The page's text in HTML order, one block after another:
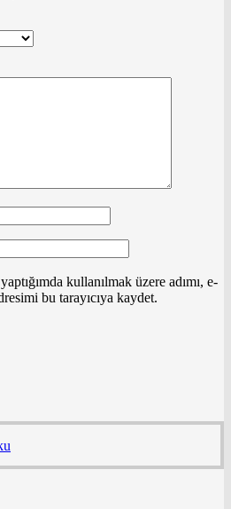
kullanılmak üzere adımı, e-
bu tarayıcıya kaydet.